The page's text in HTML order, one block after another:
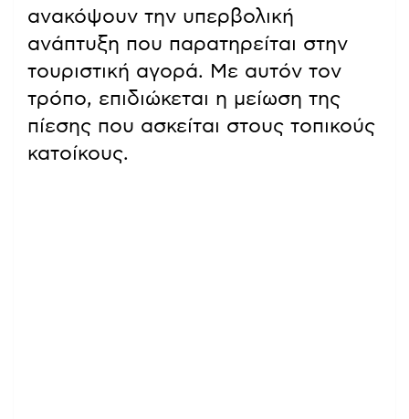
ανακόψουν την υπερβολική
ανάπτυξη που παρατηρείται στην
τουριστική αγορά. Με αυτόν τον
τρόπο, επιδιώκεται η μείωση της
πίεσης που ασκείται στους τοπικούς
κατοίκους.